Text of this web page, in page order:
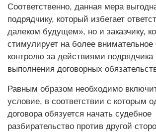
Соответственно, данная мера
подрядчику, который избегает
далеком будущем», но и заказчику,
стимулирует на более внимательное
контролю за действиями подрядчика
выполнения договорных
Равным образом необходимо
условие, в соответствии с которым
договора обязуется начать судебное
разбирательство против другой